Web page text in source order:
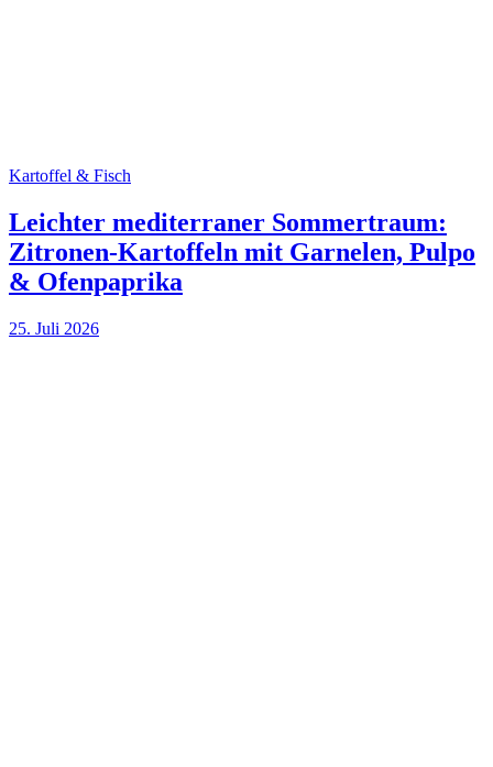
Kartoffel & Fisch
Leichter mediterraner Sommertraum:
Zitronen-Kartoffeln mit Garnelen, Pulpo
& Ofenpaprika
25. Juli 2026